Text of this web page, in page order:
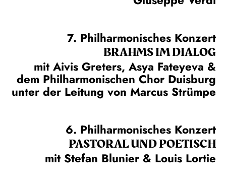
7. Philharmonisches Konzert
BRAHMS IM DIALOG
mit Aivis Greters, Asya Fateyeva &
dem Philharmonischen Chor Duisburg
unter der Leitung von Marcus Strümpe
6. Philharmonisches Konzert
PASTORAL UND POETISCH
mit Stefan Blunier & Louis Lortie